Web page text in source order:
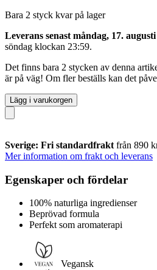
Bara 2 styck kvar på lager
Leverans senast måndag, 17. augusti
söndag klockan 23:59.
Det finns bara 2 stycken av denna
är på väg! Om fler beställs kan det
Lägg i varukorgen
Sverige: Fri standardfrakt från 890
Mer information om frakt och leverans
Egenskaper och fördelar
100% naturliga ingredienser
Beprövad formula
Perfekt som aromaterapi
Vegansk